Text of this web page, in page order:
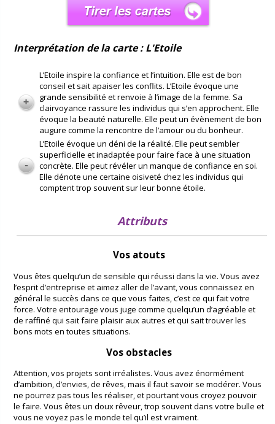
Interprétation de la carte : L'Etoile
L’Etoile inspire la confiance et l’intuition. Elle est de bon
conseil et sait apaiser les conflits. L’Etoile évoque une
grande sensibilité et renvoie à l’image de la femme. Sa
clairvoyance rassure les individus qui s’en approchent. Elle
évoque la beauté naturelle. Elle peut un évènement de bon
augure comme la rencontre de l’amour ou du bonheur.
L’Etoile évoque un déni de la réalité. Elle peut sembler
superficielle et inadaptée pour faire face à une situation
concrète. Elle peut révéler un manque de confiance en soi.
Elle dénote une certaine oisiveté chez les individus qui
comptent trop souvent sur leur bonne étoile.
Attributs
Vos atouts
Vous êtes quelqu’un de sensible qui réussi dans la vie. Vous avez
l’esprit d’entreprise et aimez aller de l’avant, vous connaissez en
général le succès dans ce que vous faites, c’est ce qui fait votre
force. Votre entourage vous juge comme quelqu’un d’agréable et
de raffiné qui sait faire plaisir aux autres et qui sait trouver les
bons mots en toutes situations.
Vos obstacles
Attention, vos projets sont irréalistes. Vous avez énormément
d’ambition, d’envies, de rêves, mais il faut savoir se modérer. Vous
ne pourrez pas tous les réaliser, et pourtant vous croyez pouvoir
le faire. Vous êtes un doux rêveur, trop souvent dans votre bulle et
vous ne voyez pas le monde tel qu’il est vraiment.